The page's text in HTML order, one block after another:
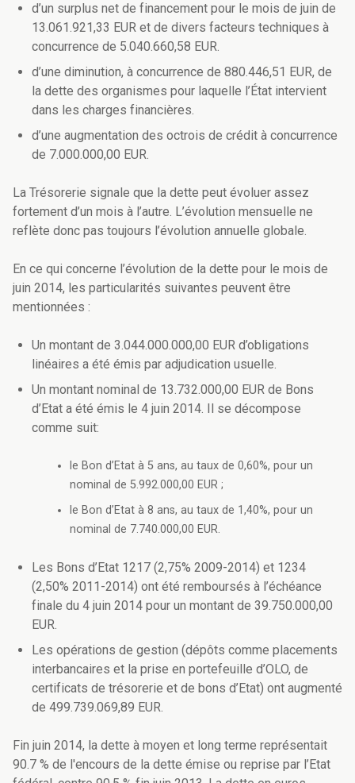
d’un surplus net de financement pour le mois de juin de
13.061.921,33 EUR et de divers facteurs techniques à
concurrence de 5.040.660,58 EUR.
d’une diminution, à concurrence de 880.446,51 EUR, de
la dette des organismes pour laquelle l’État intervient
dans les charges financières.
d’une augmentation des octrois de crédit à concurrence
de 7.000.000,00 EUR.
La Trésorerie signale que la dette peut évoluer assez
fortement d’un mois à l’autre. L’évolution mensuelle ne
reflète donc pas toujours l’évolution annuelle globale.
En ce qui concerne l’évolution de la dette pour le mois de
juin 2014, les particularités suivantes peuvent être
mentionnées :
Un montant de 3.044.000.000,00 EUR d’obligations
linéaires a été émis par adjudication usuelle.
Un montant nominal de 13.732.000,00 EUR de Bons
d’Etat a été émis le 4 juin 2014. Il se décompose
comme suit:
le Bon d’Etat à 5 ans, au taux de 0,60%, pour un
nominal de 5.992.000,00 EUR ;
le Bon d’Etat à 8 ans, au taux de 1,40%, pour un
nominal de 7.740.000,00 EUR.
Les Bons d’Etat 1217 (2,75% 2009-2014) et 1234
(2,50% 2011-2014) ont été remboursés à l’échéance
finale du 4 juin 2014 pour un montant de 39.750.000,00
EUR.
Les opérations de gestion (dépôts comme placements
interbancaires et la prise en portefeuille d’OLO, de
certificats de trésorerie et de bons d’Etat) ont augmenté
de 499.739.069,89 EUR.
Fin juin 2014, la dette à moyen et long terme représentait
90.7 % de l'encours de la dette émise ou reprise par l’Etat